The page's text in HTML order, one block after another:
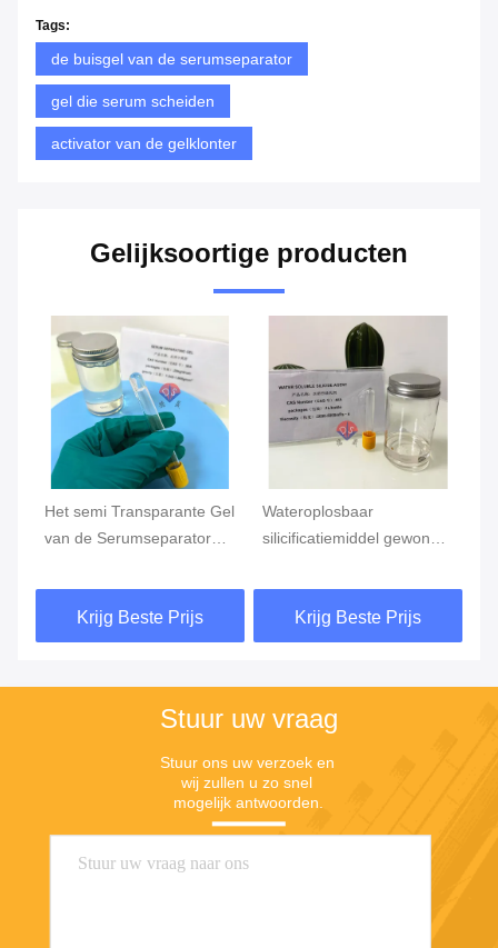
Tags:
de buisgel van de serumseparator
gel die serum scheiden
activator van de gelklonter
Gelijksoortige producten
Het semi Transparante Gel
van de Serumseparator
de Bloedinzameling
Krijg Beste Prijs
Wateroplosbaar
silicificatiemiddel gewone
5L/fles
Krijg Beste Prijs
Stuur uw vraag
Stuur ons uw verzoek en
wij zullen u zo snel
mogelijk antwoorden.